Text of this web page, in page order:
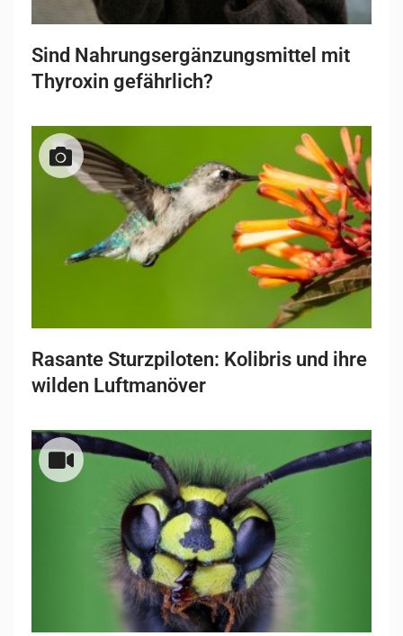
Sind Nahrungsergänzungsmittel mit
Thyroxin gefährlich?
Rasante Sturzpiloten: Kolibris und ihre
wilden Luftmanöver